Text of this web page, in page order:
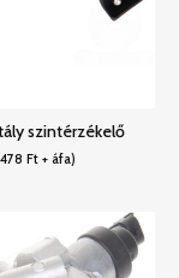
szintérzékelő
Ft + áfa)